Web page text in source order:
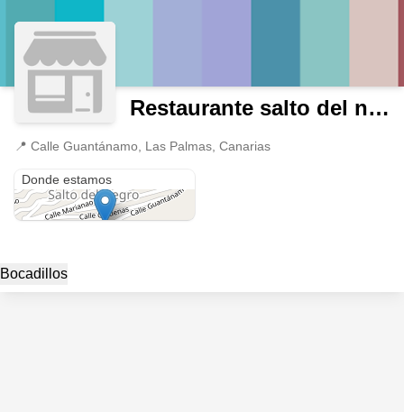
Restaurante salto del negro
📍 Calle Guantánamo, Las Palmas, Canarias
Donde estamos
Bocadillos